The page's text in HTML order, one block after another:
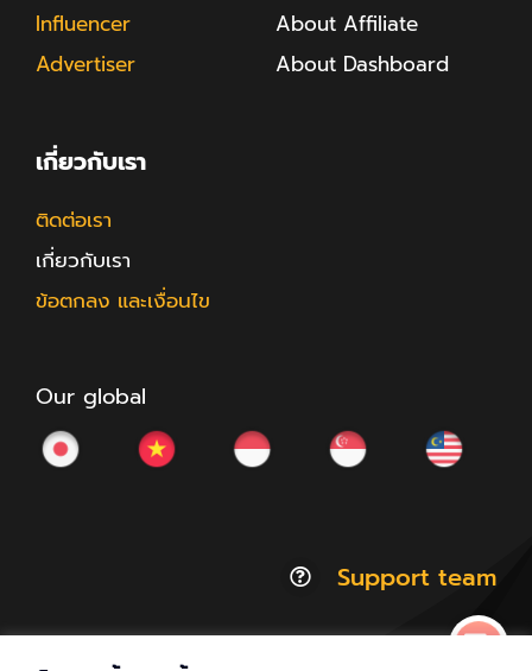
Influencer
Advertiser
About Affiliate
About Dashboard
เกี่ยวกับเรา
ติดต่อเรา
เกี่ยวกับเรา
ข้อตกลง และเงื่อนไข
Our global
Support team